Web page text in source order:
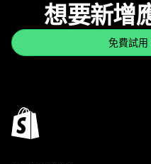
想要新增
免費試